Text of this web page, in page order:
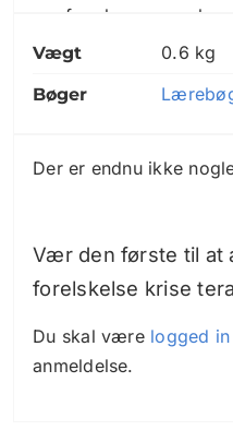
fremlægges en
samfundsmæssig
konfliktmønstre i
illustrationerne er
Udgave : 2. udgave
Seneste oplag: 2.
Omfang: 292
Litteraturliste: side
Vægt 0.6 kg
Bøger
Der er endnu ikke
Vær den første til at
forelskelse krise
Du skal være logged in
anmeldelse.